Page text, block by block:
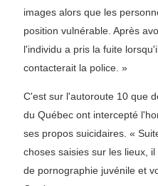
images alors que les
position vulnérable. Après
l'individu a pris la fuite
contacterait la police. »
C'est sur l'autoroute 10 que
du Québec ont intercepté
ses propos suicidaires. «
choses saisies sur les lieux,
de pornographie juvénile et